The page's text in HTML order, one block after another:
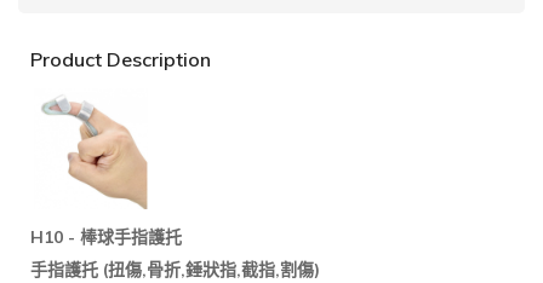
Product Description
H10 - 棒球手指護托
手指護托 (扭傷,骨折,錘狀指,截指,割傷)